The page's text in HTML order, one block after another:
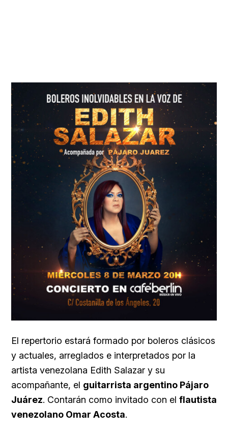
El repertorio estará formado por boleros clásicos
y actuales, arreglados e interpretados por la
artista venezolana Edith Salazar y su
acompañante, el guitarrista argentino Pájaro
Juárez. Contarán como invitado con el flautista
venezolano Omar Acosta.